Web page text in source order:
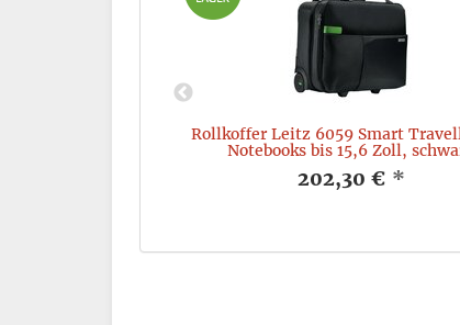
Rollkoffer Leitz 6059 Smart
Notebooks bis 15,6 Zoll,
202,30 € *